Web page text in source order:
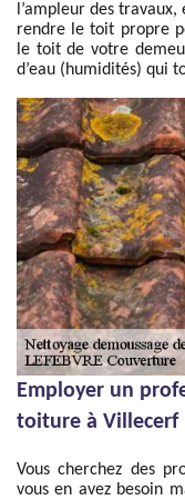
l’ampleur des
rendre le toit propre
le toit de votre
d’eau (humidités) qui
Employer un
toiture à Villecerf
Vous cherchez des
vous en avez besoin